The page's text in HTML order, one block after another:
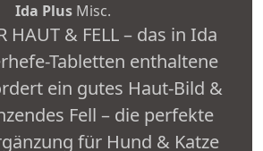
Ida PlusMisc.
HAUT & FELL – das in Ida
Tabletten enthaltene
ein gutes Haut-Bild &
Fell – die perfekte
für Hund & Katze